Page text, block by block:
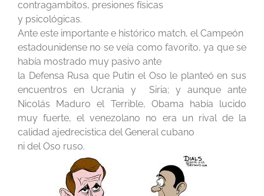
contragambitos, presiones físicas
y psicológicas.
Ante este importante e histórico match, el Campeón
estadounidense no se veía como favorito, ya que se
había mostrado muy pasivo ante
la Defensa Rusa que Putin el Oso le planteó en sus
encuentros en Ucrania y Siria; y aunque ante
Nicolás Maduro el Terrible, Obama había lucido
muy fuerte, el venezolano no era un rival de la
calidad ajedrecistica del General cubano
ni del Oso ruso.